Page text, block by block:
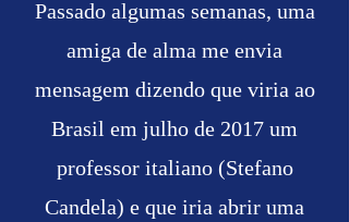
Passado algumas semanas, uma
amiga de alma me envia
mensagem dizendo que viria ao
Brasil em julho de 2017 um
professor italiano (Stefano
Candela) e que iria abrir uma